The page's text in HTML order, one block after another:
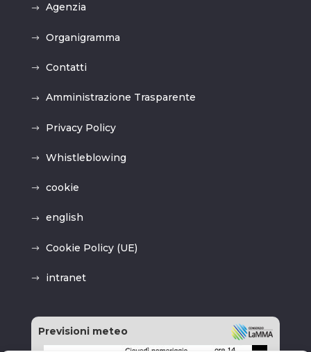
Agenzia
Organigramma
Contatti
Amministrazione Trasparente
Privacy Policy
Whistleblowing
cookie
english
Cookie Policy (UE)
intranet
Previsioni meteo